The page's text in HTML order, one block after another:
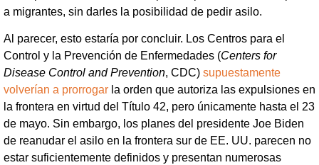
a migrantes, sin darles la posibilidad de pedir asilo.
Al parecer, esto estaría por concluir. Los Centros para el
Control y la Prevención de Enfermedades (Centers for
Disease Control and Prevention, CDC) supuestamente
volverían a prorrogar la orden que autoriza las expulsiones en
la frontera en virtud del Título 42, pero únicamente hasta el 23
de mayo. Sin embargo, los planes del presidente Joe Biden
de reanudar el asilo en la frontera sur de EE. UU. parecen no
estar suficientemente definidos y presentan numerosas